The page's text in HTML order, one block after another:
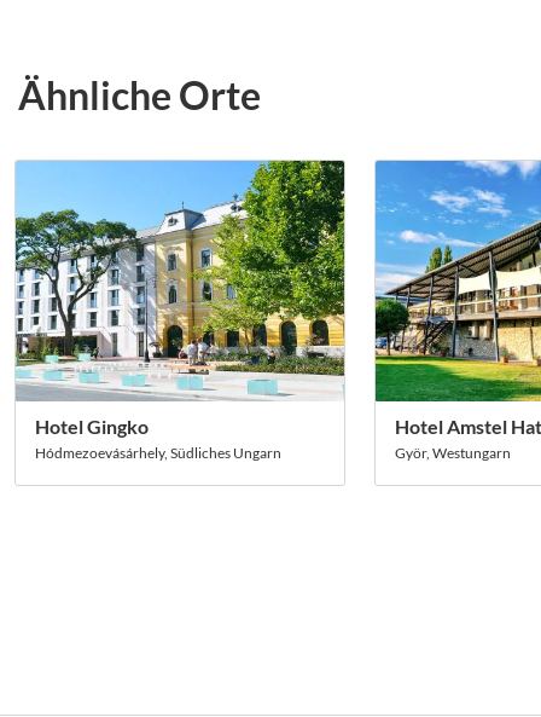
Ähnliche Orte
Hotel Gingko
Hódmezoevásárhely, Südliches Ungarn
Hotel Amstel
Györ, Westungarn